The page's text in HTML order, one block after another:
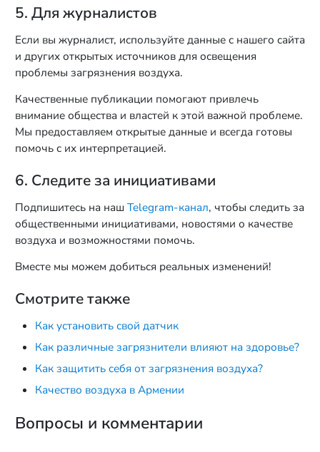
5. Для журналистов
Если вы журналист, используйте данные с нашего сайта
и других открытых источников для освещения
проблемы загрязнения воздуха.
Качественные публикации помогают привлечь
внимание общества и властей к этой важной проблеме.
Мы предоставляем открытые данные и всегда готовы
помочь с их интерпретацией.
6. Следите за инициативами
Подпишитесь на наш Telegram-канал, чтобы следить за
общественными инициативами, новостями о качестве
воздуха и возможностями помочь.
Вместе мы можем добиться реальных изменений!
Смотрите также
Как установить свой датчик
Как различные загрязнители влияют на здоровье?
Как защитить себя от загрязнения воздуха?
Качество воздуха в Армении
Вопросы и комментарии